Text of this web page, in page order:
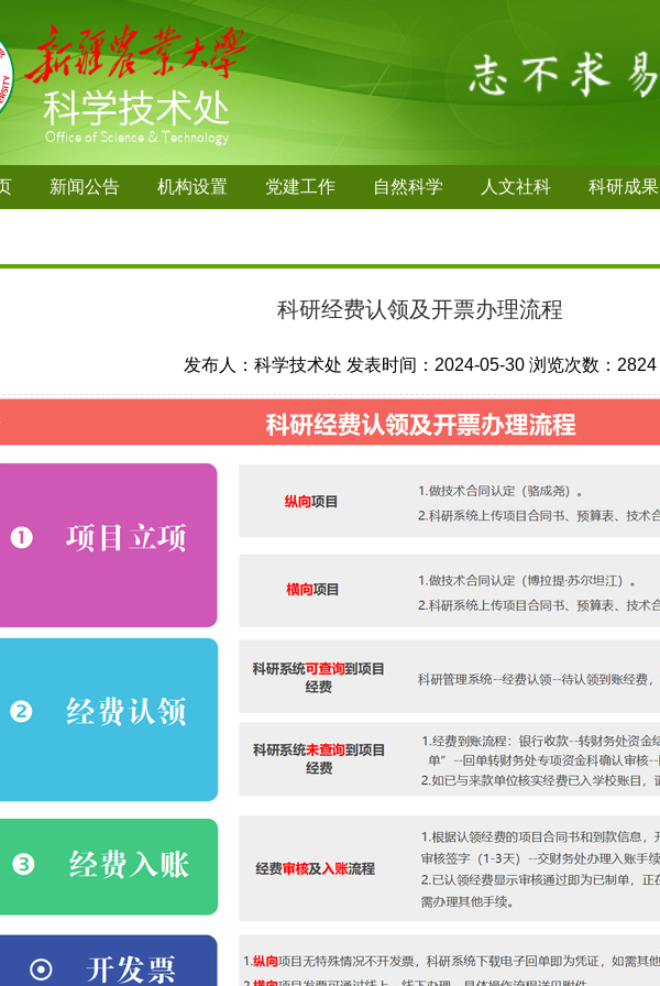
新闻公告 机构设置 党建工作 自然科学 人文社科 科研成果
科研经费认领及开票办理流程
发布人：科学技术处 发表时间：2024-05-30 浏览次数： 2824